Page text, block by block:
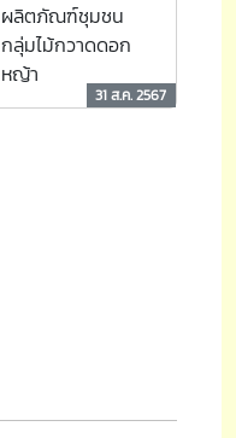
ผลิตภัณฑ์ชุมชน
กลุ่มไม้กวาดดอก
หญ้า
31 ส.ค. 2567